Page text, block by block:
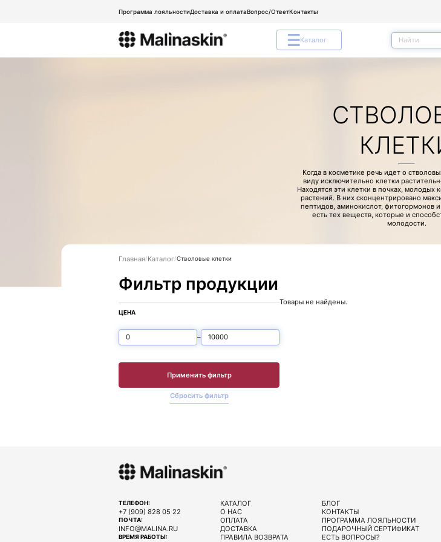
Программа лояльностиДоставка и оплатаВопрос/ОтветКонтакты
Каталог
Когда в косметике речь идет о
виду исключительно клетки
Находятся эти клетки в почках, молодых
растений. В них сконцентрировано
пептидов, аминокислот, фитогормонов
есть тех веществ, которые и
молодости.
Главная Каталог Стволовые клетки
Фильтр продукции
ЦЕНА
–
Применить фильтр
Сбросить фильтр
Товары не найдены.
ТЕЛЕФОН:
+7 (909) 828 05 22
ПОЧТА:
INFO@MALINA.RU
ВРЕМЯ РАБОТЫ:
КАТАЛОГ
О НАС
ОПЛАТА
ДОСТАВКА
ПРАВИЛА ВОЗВРАТА
БЛОГ
КОНТАКТЫ
ПРОГРАММА ЛОЯЛЬНОСТИ
ПОДАРОЧНЫЙ СЕРТИФИКАТ
ЕСТЬ ВОПРОСЫ?